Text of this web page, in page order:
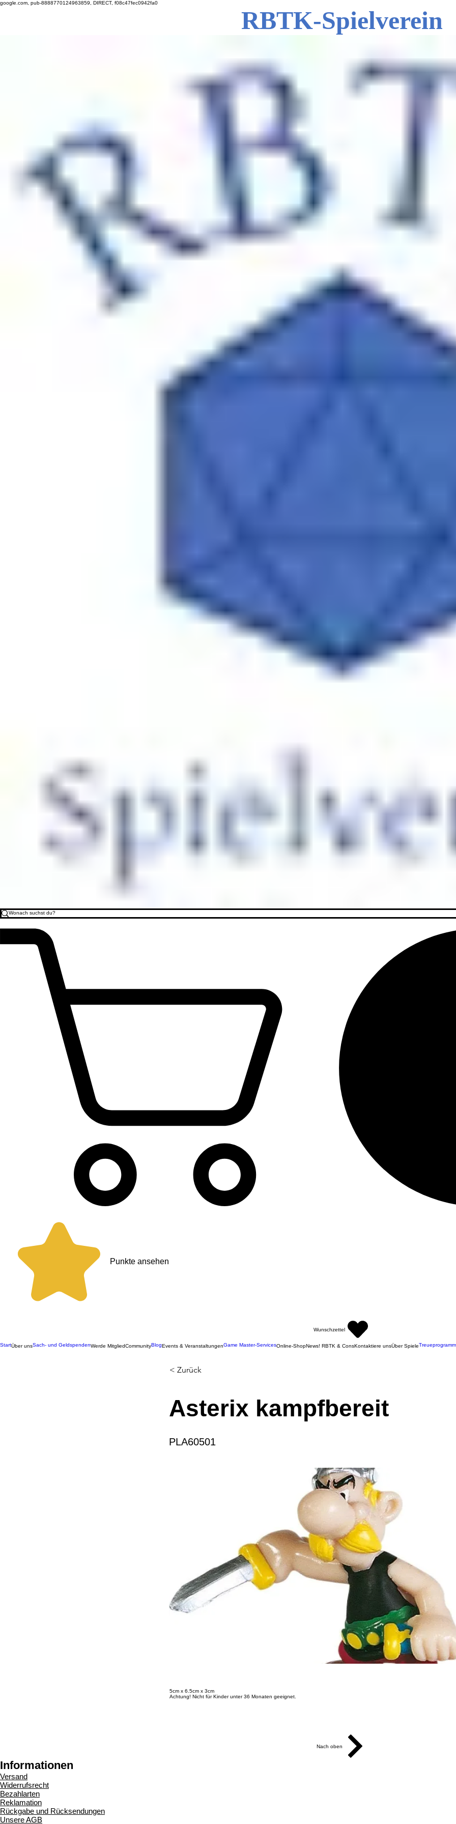
google.com, pub-8888770124963859, DIRECT, f08c47fec0942fa0
RBTK-Spielverein
Punkte ansehen
Wunschzettel
StartÜber unsSach- und GeldspendenWerde MitgliedCommunityBlogEvents & VeranstaltungenGame Master-ServicesOnline-ShopNews! RBTK & ConsKontaktiere unsÜber SpieleTreueprogramm
< Zurück
Asterix kampfbereit
PLA60501
5cm x 6.5cm x 3cm
Achtung! Nicht für Kinder unter 36 Monaten geeignet.
Nach oben
Informationen
Versand
Widerrufsrecht
Bezahlarten
Reklamation
Rückgabe und Rücksendungen
Unsere AGB